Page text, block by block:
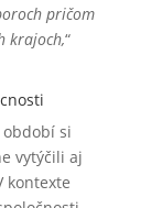
pričom
krajoch,“
si
vytýčili aj
kontexte